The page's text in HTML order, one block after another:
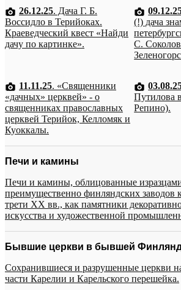
26.12.25. Дача Г. Б.
Воссидло в Терийоках.
Краеведческий квест «Найди
дачу по картинке».
(!) дача
С.
11.11.25. «Священники
«дачных» церквей» - о
священниках православных
церквей Терийок, Келломяк и
Куоккалы.
Путилова
Репино).
Печи и камины
Печи и камины, облицованные
преимущественно финляндских заводов
трети XX вв., как памятники
искусства и художественной
Бывшие церкви в бывшей
Сохранившиеся и разрушенные церкви
части Карелии и Карельского перешейка.